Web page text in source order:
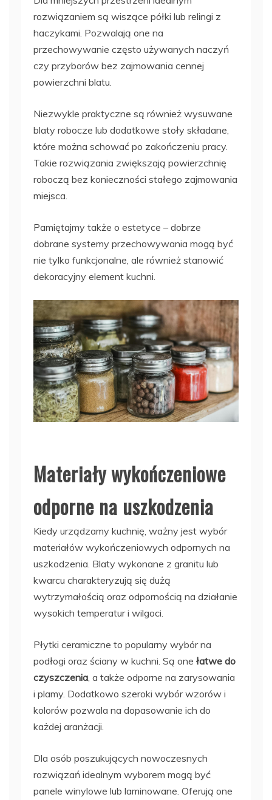
rozwiązaniem są wiszące półki lub relingi z
haczykami. Pozwalają one na
przechowywanie często używanych naczyń
czy przyborów bez zajmowania cennej
powierzchni blatu.
Niezwykle praktyczne są również wysuwane
blaty robocze lub dodatkowe stoły składane,
które można schować po zakończeniu pracy.
Takie rozwiązania zwiększają powierzchnię
roboczą bez konieczności stałego zajmowania
miejsca.
Pamiętajmy także o estetyce – dobrze
dobrane systemy przechowywania mogą być
nie tylko funkcjonalne, ale również stanowić
dekoracyjny element kuchni.
Materiały wykończeniowe
odporne na uszkodzenia
Kiedy urządzamy kuchnię, ważny jest wybór
materiałów wykończeniowych odpornych na
uszkodzenia. Blaty wykonane z granitu lub
kwarcu charakteryzują się dużą
wytrzymałością oraz odpornością na działanie
wysokich temperatur i wilgoci.
Płytki ceramiczne to popularny wybór na
podłogi oraz ściany w kuchni. Są one łatwe do
czyszczenia , a także odporne na zarysowania
i plamy. Dodatkowo szeroki wybór wzorów i
kolorów pozwala na dopasowanie ich do
każdej aranżacji.
Dla osób poszukujących nowoczesnych
rozwiązań idealnym wyborem mogą być
panele winylowe lub laminowane. Oferują one